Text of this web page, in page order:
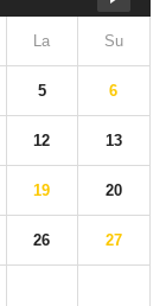
La Su
5 6
12 13
19 20
26 27